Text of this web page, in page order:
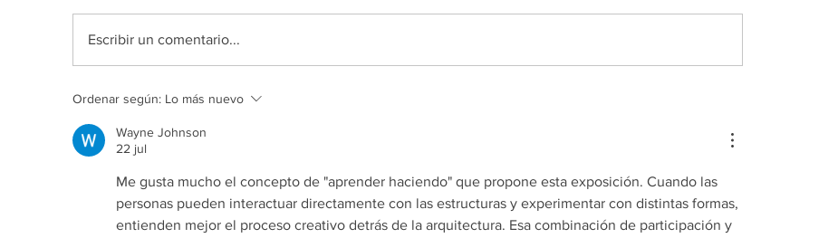
Escribir un comentario...
Ordenar según: Lo más nuevo
Wayne Johnson
22 jul
Me gusta mucho el concepto de "aprender haciendo" que propone esta exposición. Cuando las
personas pueden interactuar directamente con las estructuras y experimentar con distintas formas,
entienden mejor el proceso creativo detrás de la arquitectura. Esa combinación de participación y